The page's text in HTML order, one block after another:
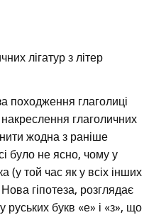
лігатур з літер
походження глаголиці
глаголичних
жодна з раніше
було не ясно, чому у
(у той час як у всіх інших
гіпотеза, розглядає
руських букв «е» і «з», що